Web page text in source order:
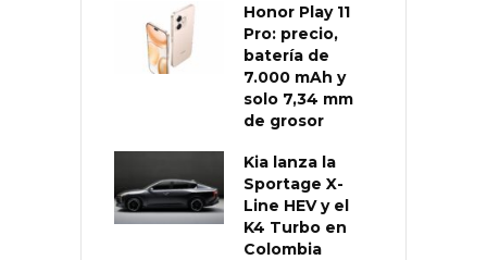
Honor Play 11
Pro: precio,
batería de
7.000 mAh y
solo 7,34 mm
de grosor
Kia lanza la
Sportage X-
Line HEV y el
K4 Turbo en
Colombia